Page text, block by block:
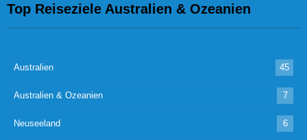
Top Reiseziele Australien & Ozeanien
Australien 45
Australien & Ozeanien 7
Neuseeland 6